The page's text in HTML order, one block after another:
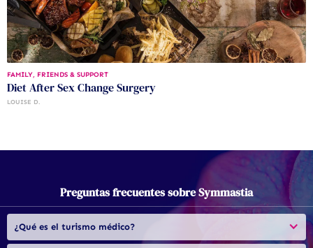
FAMILY, FRIENDS & SUPPORT
Diet After Sex Change Surgery
LOUISE D.
Preguntas frecuentes sobre Symmastia
¿Qué es el turismo médico?